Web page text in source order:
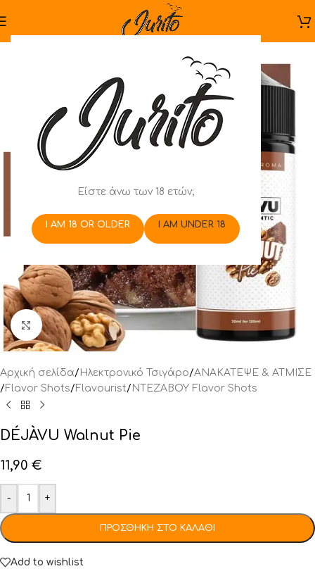
Είστε άνω των 18 ετών;
I AM 18 OR OLDER I AM UNDER 18
Click to enlarge
Αρχική σελίδα/ Ηλεκτρονικό Τσιγάρο/ΑΝΑΚΑΤΕΨΕ & ΑΤΜΙΣΕ
/Flavor Shots/Flavourist/ NTEZABOY Flavor Shots
DÉJÀVU Walnut Pie
11,90 €
- +
ΠΡΟΣΘΉΚΗ ΣΤΟ ΚΑΛΆΘΙ
Add to wishlist